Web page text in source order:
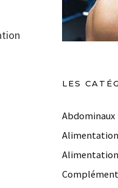
LES
Abdominaux
Alimentation
Alimentation